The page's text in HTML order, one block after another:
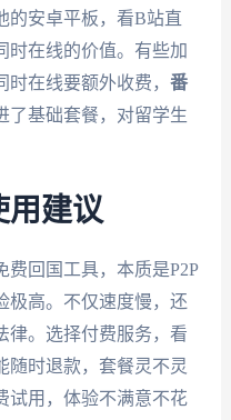
的安卓平板，看B站直
时在线的价值。有些加
在线要额外收费， 番
了基础套餐，对留学生
用建议
费回国工具，本质是P2P
极高。不仅速度慢，还
律。选择付费服务，看
随时退款，套餐灵不灵
试用，体验不满意不花